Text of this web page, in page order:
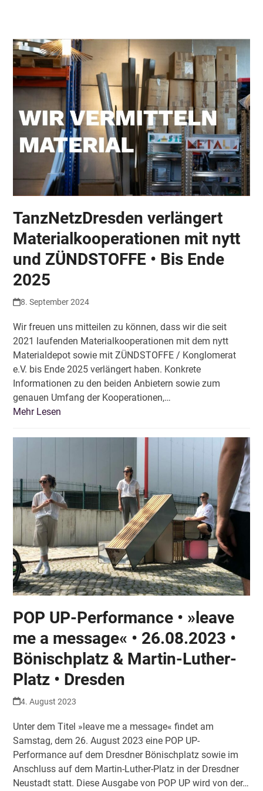
menu
menu
TanzNetzDresden verlängert
Materialkooperationen mit nytt
und ZÜNDSTOFFE • Bis Ende
2025
8. September 2024
Wir freuen uns mitteilen zu können, dass wir die seit
2021 laufenden Materialkooperationen mit dem nytt
Materialdepot sowie mit ZÜNDSTOFFE / Konglomerat
e.V. bis Ende 2025 verlängert haben. Konkrete
Informationen zu den beiden Anbietern sowie zum
genauen Umfang der Kooperationen,…
Mehr Lesen
POP UP-Performance • »leave
me a message« • 26.08.2023 •
Bönischplatz & Martin-Luther-
Platz • Dresden
4. August 2023
Unter dem Titel »leave me a message« findet am
Samstag, dem 26. August 2023 eine POP UP-
Performance auf dem Dresdner Bönischplatz sowie im
Anschluss auf dem Martin-Luther-Platz in der Dresdner
Neustadt statt. Diese Ausgabe von POP UP wird von der…